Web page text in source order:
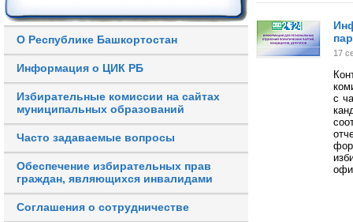
О Республике Башкортостан
Информация о ЦИК РБ
Избирательные комиссии на сайтах
муниципальных образований
Часто задаваемые вопросы
Обеспечение избирательных прав
граждан, являющихся инвалидами
Соглашения о сотрудничестве
17
с